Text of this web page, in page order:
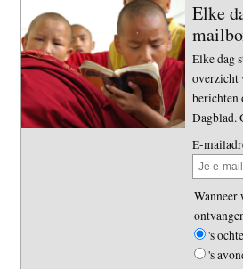
Elke
Elke dag
overzicht
berichten
Dagblad.
E-
's
's